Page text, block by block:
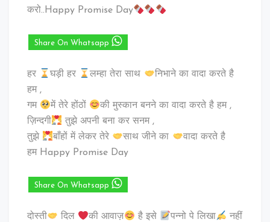
करो..Happy Promise Day
Share On Whatsapp
हर घड़ी हर लम्हा तेरा साथ
निभाने का वादा करते है
हम ,
गम
में तेरे होंठों
की मुस्कान बनने का वादा करते है हम ,
ज़िन्दगी
तुझे अपनी बना कर सनम ,
तुझे
बाँहों में लेकर तेरे साथ जीने का
वादा करते है
हम Happy Promise Day
Share On Whatsapp
दोस्ती दिल की आवाज़ है इसे पन्नो पे लिखा
नहीं